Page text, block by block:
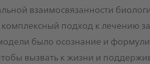
взаимосвязанности
подход к лечению
было осознание и
вызвать к жизни и